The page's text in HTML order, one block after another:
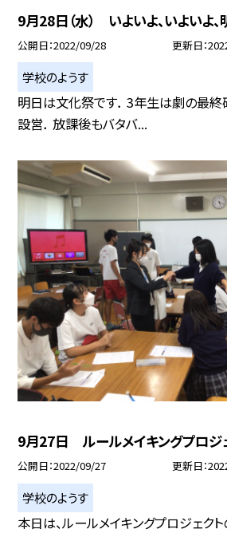
9月28日（水） いよいよ、いよいよ、明
公開日 2022/09/28 更新日
学校のようす
明日は文化祭です． 3年生は劇の最終
設営． 放課後もバタバ...
9月27日 ルールメイキングプロジ
公開日 2022/09/27 更新日
学校のようす
本日は、ルールメイキングプロジェク